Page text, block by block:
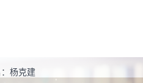
杨克建